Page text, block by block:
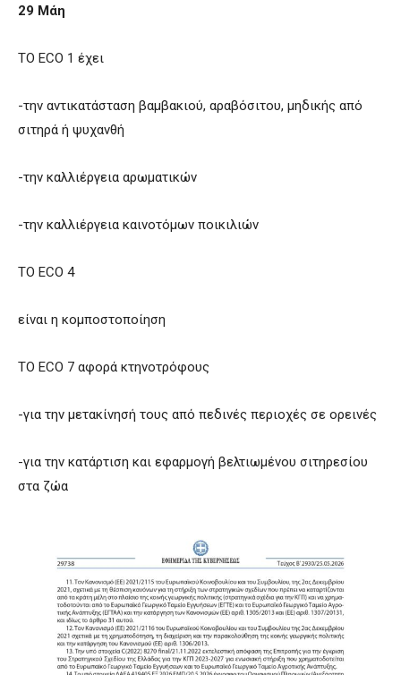
29 Μάη
ΤΟ ECO 1 έχει
-την αντικατάσταση βαμβακιού, αραβόσιτου, μηδικής από
σιτηρά ή ψυχανθή
-την καλλιέργεια αρωματικών
-την καλλιέργεια καινοτόμων ποικιλιών
ΤΟ ECO 4
είναι η κομποστοποίηση
ΤΟ ECO 7 αφορά κτηνοτρόφους
-για την μετακίνησή τους από πεδινές περιοχές σε ορεινές
-για την κατάρτιση και εφαρμογή βελτιωμένου σιτηρεσίου
στα ζώα